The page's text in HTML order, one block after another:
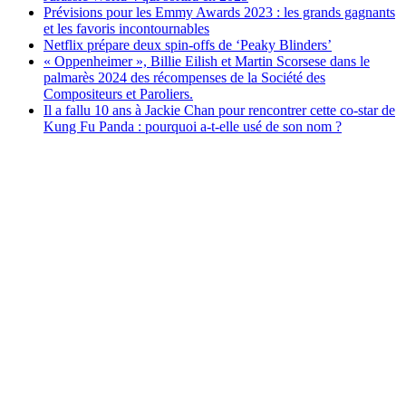
Prévisions pour les Emmy Awards 2023 : les grands gagnants
et les favoris incontournables
Netflix prépare deux spin-offs de ‘Peaky Blinders’
« Oppenheimer », Billie Eilish et Martin Scorsese dans le
palmarès 2024 des récompenses de la Société des
Compositeurs et Paroliers.
Il a fallu 10 ans à Jackie Chan pour rencontrer cette co-star de
Kung Fu Panda : pourquoi a-t-elle usé de son nom ?